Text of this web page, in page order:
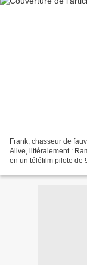
Frank, chasseur de
Alive, littéralement :
en un téléfilm pilote de